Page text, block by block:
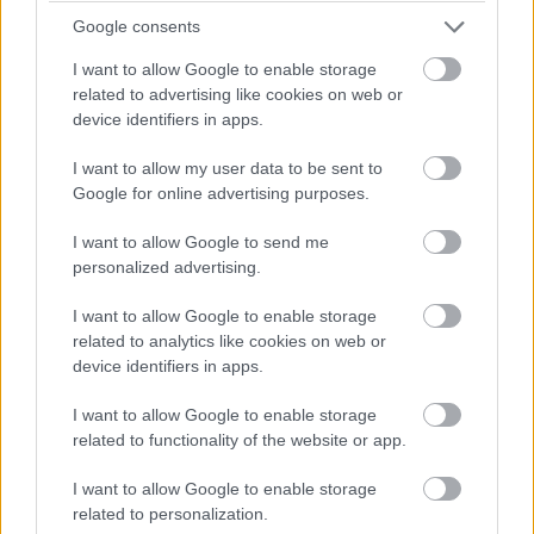
Google consents
I want to allow Google to enable storage
related to advertising like cookies on web or
device identifiers in apps.
I want to allow my user data to be sent to
Google for online advertising purposes.
I want to allow Google to send me
personalized advertising.
I want to allow Google to enable storage
related to analytics like cookies on web or
device identifiers in apps.
I want to allow Google to enable storage
related to functionality of the website or app.
I want to allow Google to enable storage
related to personalization.
kutatásairól ismer a világ - egy humoros posztban
286-os számítógéppel fejbe verni egy csirkét, mint
hanghullámokkal támadni rá. A történet paródia volt
ugyan, de tökéletesen megmutatta, mennyire
komolytalan az egész mítosz.
egyszerű: a 7 Hz túl alacsony frekvencia ahhoz, hogy
ilyen típusú rezonanciát hozzon létre, és a csirkék
koponyája fizikailag teljesen alkalmatlan arra, hogy
bármilyen "hangos robbanás" alanya legyen. Az egész
csupán egy szellemes programozói vicc volt, amely az
legendájává vált.
Mégis, a sztori azért maradhatott fenn több mint három
évtizeden át, mert ötvözi mindazt, amitől egy modern